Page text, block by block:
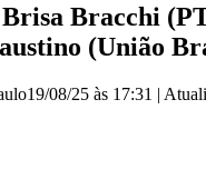
Bracchi
(União
19/08/25 às 17:31 |